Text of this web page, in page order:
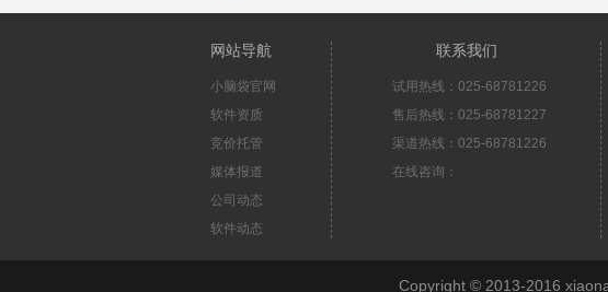
网站导航
小脑袋官网
软件资质
竞价托管
媒体报道
公司动态
软件动态
联系我们
试用热线：025-68781226
售后热线：025-68781227
渠道热线：025-68781226
在线咨询：
Copyright © 2013-2016